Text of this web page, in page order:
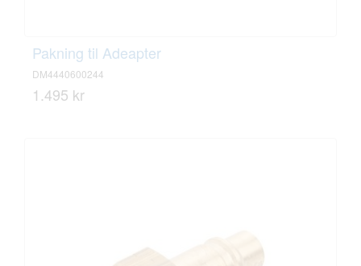
Pakning til Adeapter
DM4440600244
1.495 kr